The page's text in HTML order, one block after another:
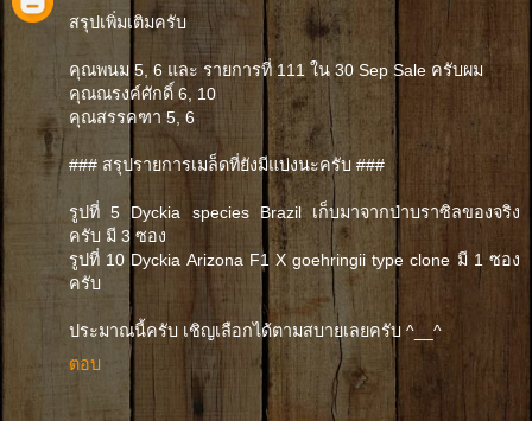
สรุปเพิ่มเติมครับ
คุณพนม 5, 6 และ รายการที่ 111 ใน 30 Sep Sale ครับผม
คุณณรงค์ศักดิ์ 6, 10
คุณสรรคฑา 5, 6
### สรุปรายการเมล็ดที่ยังมีแบ่งนะครับ ###
รูปที่ 5 Dyckia species Brazil เก็บมาจากป่าบราซิลของจริง
ครับ มี 3 ซอง
รูปที่ 10 Dyckia Arizona F1 X goehringii type clone มี 1 ซอง
ครับ
ประมาณนี้ครับ เชิญเลือกได้ตามสบายเลยครับ ^__^
ตอบ